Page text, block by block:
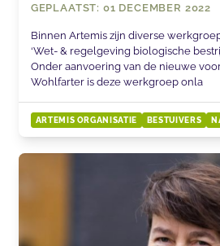
GEPLAATST: 01 DECEMBER 2022
Binnen Artemis zijn diverse
‘Wet- & regelgeving biologische
Onder aanvoering van de nieuwe
Wohlfarter is deze werkgroep onla
ARTEMIS ORGANISATIE BESTUIVERS